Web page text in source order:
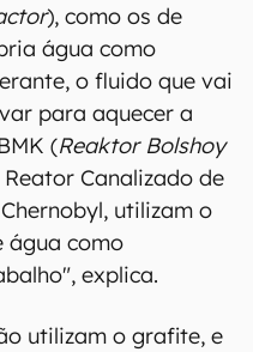
), como os de
água como
o fluido que vai
para aquecer a
(Reaktor Bolshoy
Canalizado de
utilizam o
água como
explica.
utilizam o grafite, e